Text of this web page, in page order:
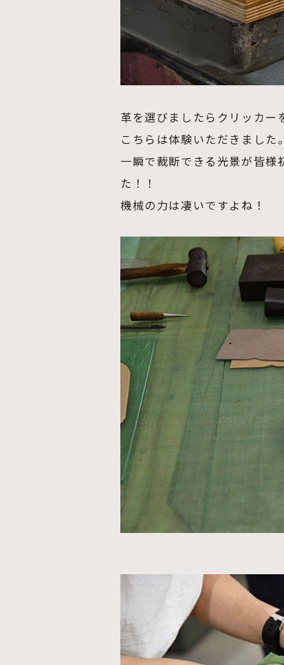
革を選びましたらクリッカー
こちらは体験いただきました。
一瞬で裁断できる光景が皆様
た！！
機械の力は凄いですよね！